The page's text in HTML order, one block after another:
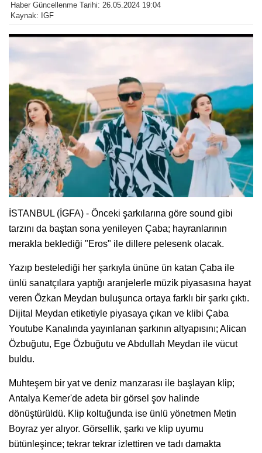
Haber Güncellenme Tarihi: 26.05.2024 19:04
Kaynak: IGF
İSTANBUL (İGFA) - Önceki şarkılarına göre sound gibi
tarzını da baştan sona yenileyen Çaba; hayranlarının
merakla beklediği "Eros" ile dillere pelesenk olacak.
Yazıp bestelediği her şarkıyla ününe ün katan Çaba ile
ünlü sanatçılara yaptığı aranjelerle müzik piyasasına hayat
veren Özkan Meydan buluşunca ortaya farklı bir şarkı çıktı.
Dijital Meydan etiketiyle piyasaya çıkan ve klibi Çaba
Youtube Kanalında yayınlanan şarkının altyapısını; Alican
Özbuğutu, Ege Özbuğutu ve Abdullah Meydan ile vücut
buldu.
Muhteşem bir yat ve deniz manzarası ile başlayan klip;
Antalya Kemer'de adeta bir görsel şov halinde
dönüştürüldü. Klip koltuğunda ise ünlü yönetmen Metin
Boyraz yer alıyor. Görsellik, şarkı ve klip uyumu
bütünleşince; tekrar tekrar izlettiren ve tadı damakta